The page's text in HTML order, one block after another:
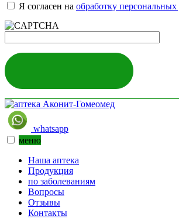
Я согласен на обработку
whatsapp
меню
Наша аптека
Продукция
по заболеваниям
Вопросы
Отзывы
Контакты